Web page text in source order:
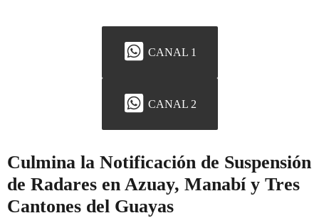
CANAL 1
CANAL 2
Culmina la Notificación de Suspensión
de Radares en Azuay, Manabí y Tres
Cantones del Guayas